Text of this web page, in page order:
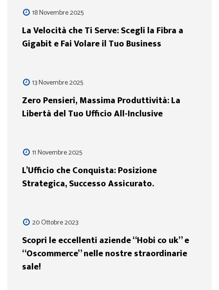
18 Novembre 2025
La Velocità che Ti Serve: Scegli la Fibra a
Gigabit e Fai Volare il Tuo Business
13 Novembre 2025
Zero Pensieri, Massima Produttività: La
Libertà del Tuo Ufficio All-Inclusive
11 Novembre 2025
L’Ufficio che Conquista: Posizione
Strategica, Successo Assicurato.
20 Ottobre 2023
Scopri le eccellenti aziende “Hobi co uk” e
“Oscommerce” nelle nostre straordinarie
sale!